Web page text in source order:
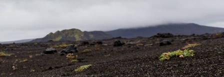
HART VAN IJSLAND